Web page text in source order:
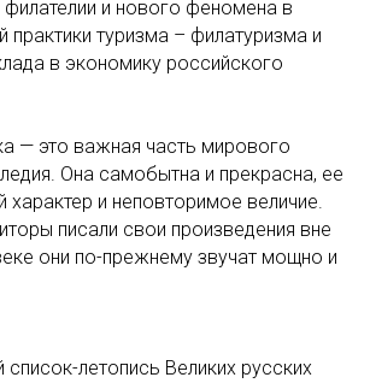
филателии и нового феномена в
практики туризма – филатуризма и
в экономику российского
— это важная часть мирового
Она самобытна и прекрасна, ее
характер и неповторимое величие.
писали свои произведения вне
они по-прежнему звучат мощно и
летопись Великих русских